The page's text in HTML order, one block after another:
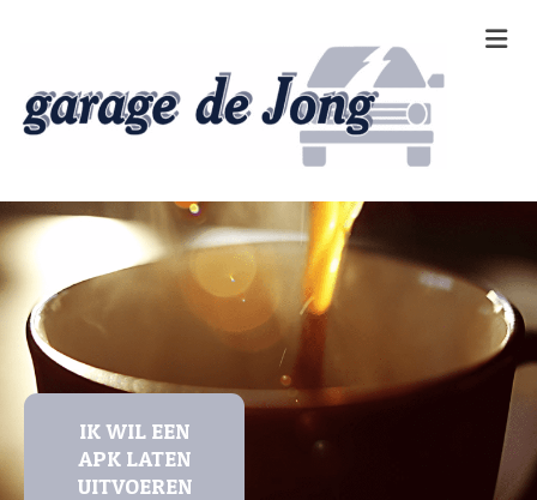
IK WIL EEN
APK LATEN
UITVOEREN